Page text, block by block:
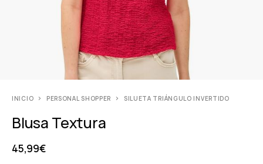
INICIO PERSONAL SHOPPER SILUETA TRIÁNGULO INVERTIDO
Blusa Textura
45,99€